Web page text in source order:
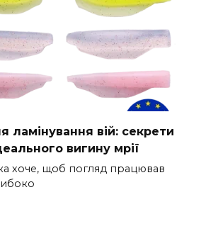
ламінування вій: секрети
вигину мрії
хоче, щоб погляд працював